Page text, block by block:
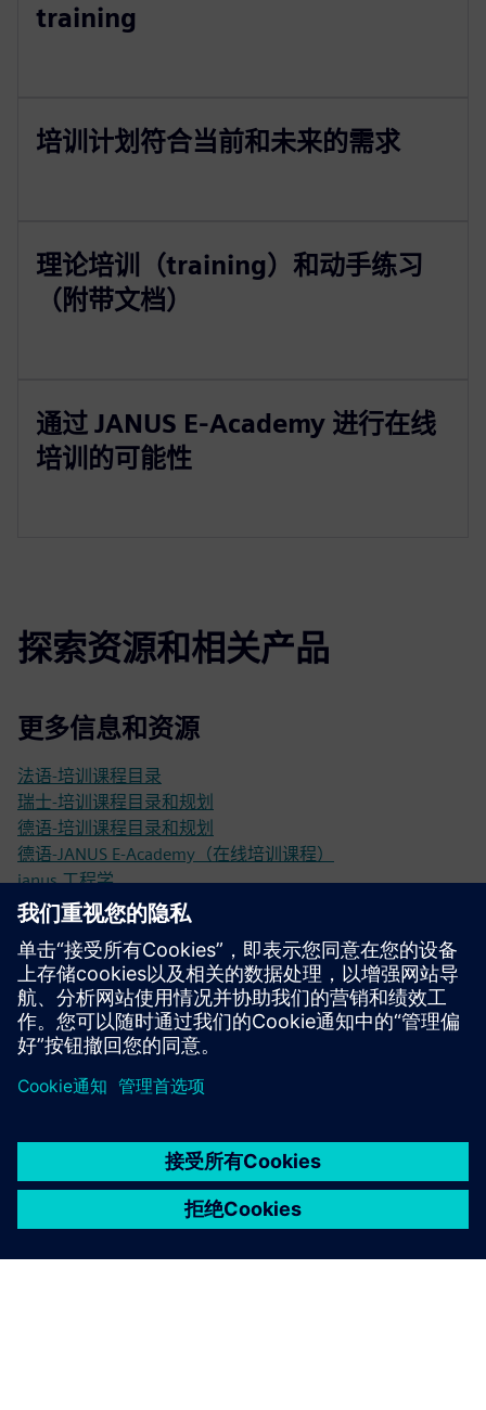
training
培训计划符合当前和未来的需求
理论培训（training）和动手练习
（附带文档）
通过 JANUS E-Academy 进行在线
培训的可能性
探索资源和相关产品
更多信息和资源
法语-培训课程目录
瑞士-培训课程目录和规划
德语-培训课程目录和规划
德语-JANUS E-Academy（在线培训课程）
janus 工程学
先决条件
Siemens NX CAD 可在工作站上使用